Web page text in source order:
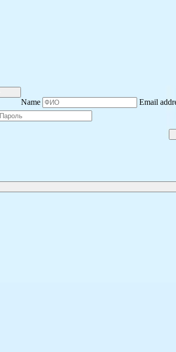
Name Email